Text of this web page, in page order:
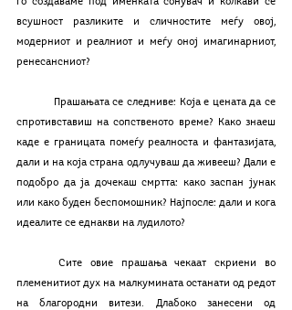
всушност разликите и сличностите меѓу овој,
модерниот и реалниот и меѓу оној имагинарниот,
ренесансниот?
спротивставиш на сопственото време? Како знаеш
каде е границата помеѓу реалноста и фантазијата,
дали и на која страна одлучуваш да живееш? Дали е
подобро да ја дочекаш смртта: како заспан јунак
или како буден беспомошник? Најпосле: дали и кога
идеалите се еднакви на лудилото?
племенитиот дух на малкумината останати од редот
на благородни витези. Длабоко занесени од